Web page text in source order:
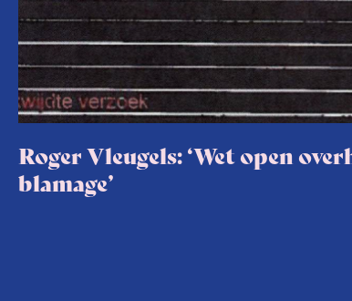
Roger Vleugels: ‘Wet open
blamage’